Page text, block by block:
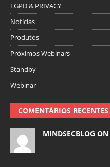
LGPD & PRIVACY
Notícias
Produtos
Próximos Webinars
Standby
Webinar
COMENTÁRIOS RECENTES
MINDSECBLOG ON